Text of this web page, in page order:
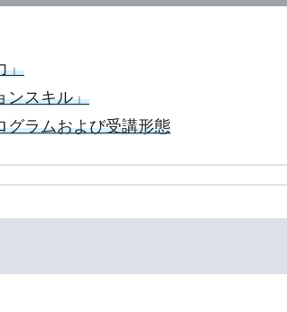
」
ンスキル」
グラムおよび受講形態